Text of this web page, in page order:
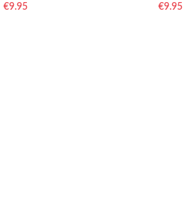
€9.95
€9.95